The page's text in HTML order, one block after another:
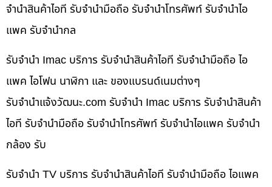
จำนำสินค้าไอที รับจำนำมือถือ รับจำนำโทรศัพท์ รับจำนำไอ
แพค รับจำนำกล
รับจำนำ Imac บริการ รับจำนำสินค้าไอที รับจำนำมือถือ ไอ
แพค ไอโฟน นาฬิกา และ ของแบรนด์เนมต่างๆ
รับจํานําแจ้งวัฒนะ.com รับจำนำ Imac บริการ รับจำนำสินค้า
ไอที รับจำนำมือถือ รับจำนำโทรศัพท์ รับจำนำไอแพค รับจำนำ
กล้อง รับ
รับจำนำ TV บริการ รับจำนำสินค้าไอที รับจำนำมือถือ ไอแพค